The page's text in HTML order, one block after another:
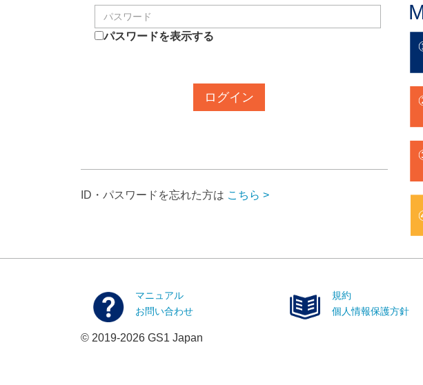
パスワードを表示する
ログイン
ID・パスワードを忘れた方は こちら >
マニュアル
お問い合わせ
規約
個人情報保護方針
© 2019-2026 GS1 Japan